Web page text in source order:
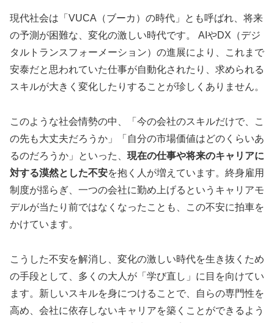
現代社会は「VUCA（ブーカ）の時代」とも呼ばれ、将来
の予測が困難な、変化の激しい時代です。 AIやDX（デジ
タルトランスフォーメーション）の進展により、これまで
安泰だと思われていた仕事が自動化されたり、求められる
スキルが大きく変化したりすることが珍しくありません。
このような社会情勢の中、「今の会社のスキルだけで、こ
の先も大丈夫だろうか」「自分の市場価値はどのくらいあ
るのだろうか」といった、 現在の仕事や将来のキャリアに
対する漠然とした不安を抱く人が増えています。終身雇用
制度が揺らぎ、一つの会社に勤め上げるというキャリアモ
デルが当たり前ではなくなったことも、この不安に拍車を
かけています。
こうした不安を解消し、変化の激しい時代を生き抜くため
の手段として、多くの大人が「学び直し」に目を向けてい
ます。新しいスキルを身につけることで、自らの専門性を
高め、会社に依存しないキャリアを築くことができるよう